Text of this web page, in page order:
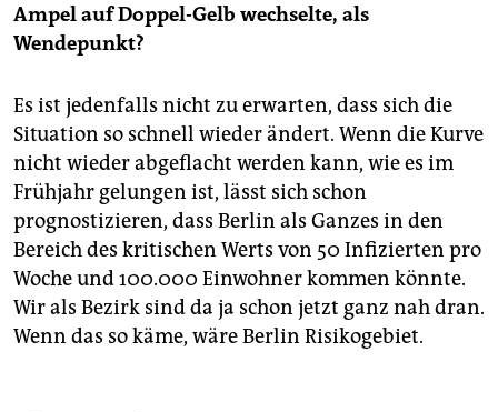
Ampel auf Doppel-Gelb wechselte, als
Wendepunkt?
Es ist jedenfalls nicht zu erwarten, dass sich die
Situation so schnell wieder ändert. Wenn die Kurve
nicht wieder abgeflacht werden kann, wie es im
Frühjahr gelungen ist, lässt sich schon
prognostizieren, dass Berlin als Ganzes in den
Bereich des kritischen Werts von 50 Infizierten pro
Woche und 100.000 Einwohner kommen könnte.
Wir als Bezirk sind da ja schon jetzt ganz nah dran.
Wenn das so käme, wäre Berlin Risikogebiet.